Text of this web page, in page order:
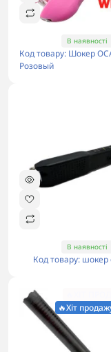
В наявності
Код товару: Шокер
Розовый
В наявності
Код товару: шокер
🔥Хіт